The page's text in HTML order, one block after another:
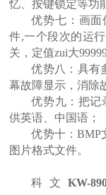
忆、按键锁定等功
优势七：画面
件,一个段次的运
关，定值zui大
优势八：具有
幕故障显示，消除
优势九：把记
供英语、中国语；
优势十：BMP
图片格式文件。
科文 KW-